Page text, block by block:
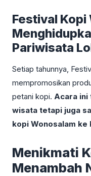
Festival Kopi
Pariwisata
Setiap tahunnya,
mempromosikan
petani kopi. Acara ini
wisata tetapi juga
kopi Wonosalam ke
Menikmati
Menambah